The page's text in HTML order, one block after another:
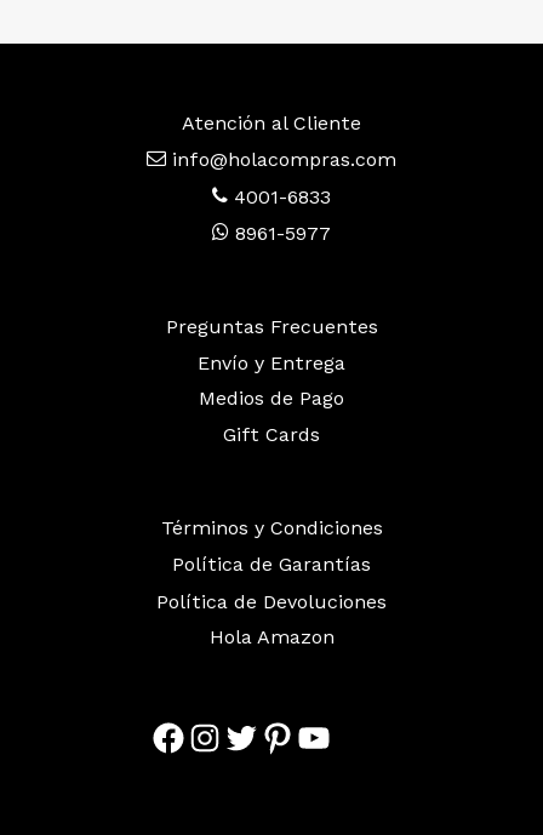
Atención al Cliente
info@holacompras.com
4001-6833
8961-5977
Preguntas Frecuentes
Envío y Entrega
Medios de Pago
Gift Cards
Términos y Condiciones
Política de Garantías
Política de Devoluciones
Hola Amazon
Facebook
Instagram
Twitter
Pinterest